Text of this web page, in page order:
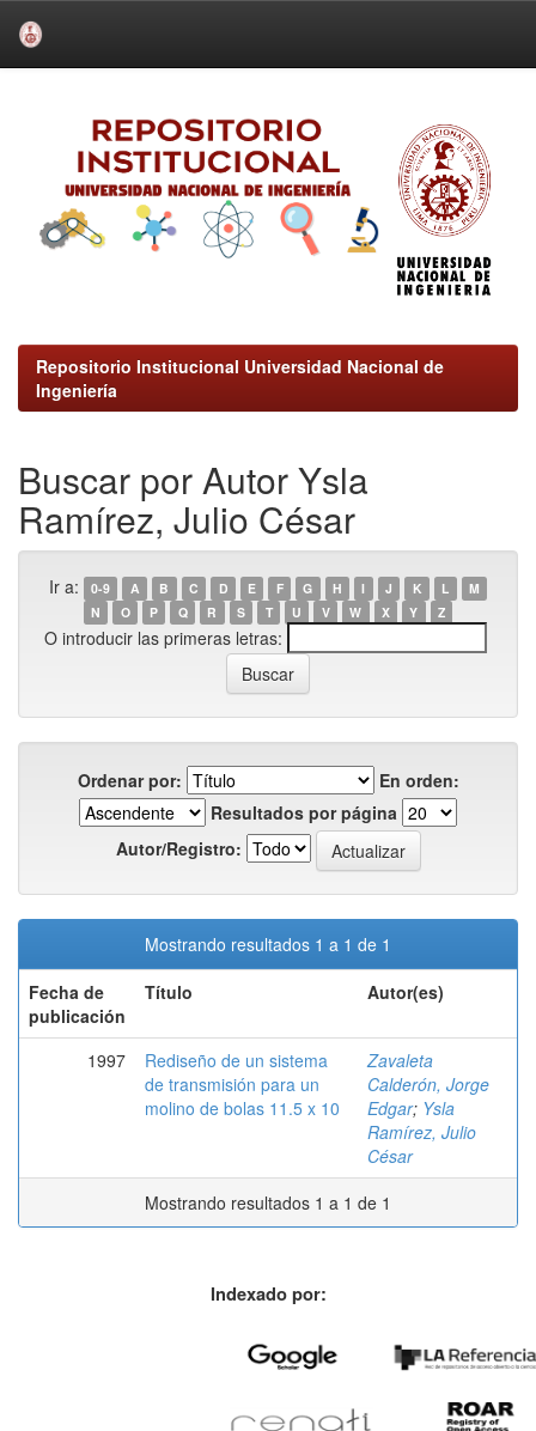
Repositorio Institucional Universidad Nacional de
Ingeniería
Buscar por Autor Ysla
Ramírez, Julio César
Ir a: 0-9 A B C D E F G H I J K L
M
N
O P Q R S T U V W X Y Z
O introducir las primeras letras:
Ordenar por:
En orden:
Resultados por página
Autor/Registro:
Mostrando resultados 1 a 1 de 1
Fecha de
publicación
Título Autor(es)
1997
Rediseño de un sistema
de transmisión para un
molino de bolas 11.5 x 10
Zavaleta
Calderón, Jorge
Edgar; Ysla
Ramírez, Julio
César
Mostrando resultados 1 a 1 de 1
Indexado por: